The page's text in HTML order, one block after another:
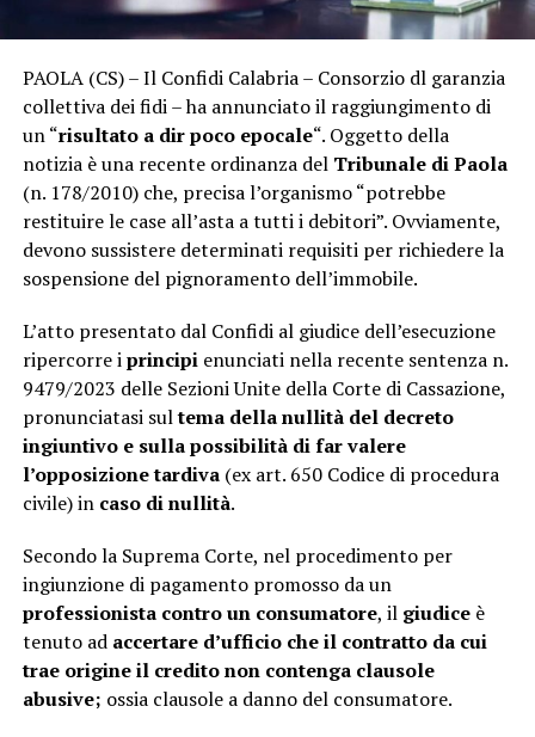
PAOLA (CS) – Il Confidi Calabria – Consorzio dl garanzia
collettiva dei fidi – ha annunciato il raggiungimento di
un “risultato a dir poco epocale“. Oggetto della
notizia è una recente ordinanza del Tribunale diPaola
(n. 178/2010) che, precisa l’organismo “potrebbe
restituire le case all’asta a tutti i debitori”. Ovviamente,
devono sussistere determinati requisiti per richiedere la
sospensione del pignoramento dell’immobile.
L’atto presentato dal Confidi al giudice dell’esecuzione
ripercorre iprincipienunciati nella recente sentenza n.
9479/2023 delle Sezioni Unite della Corte di Cassazione,
pronunciatasi sultema della nullità del decreto
ingiuntivo e sulla possibilità di far valere
l’opposizione tardiva(ex art. 650 Codice di procedura
civile) in caso di nullità.
Secondo la Suprema Corte, nel procedimento per
ingiunzione di pagamento promosso da un
professionista contro un consumatore, il giudiceè
tenuto ad accertare d’ufficio che il contratto da cui
trae origine il credito non contenga clausole
abusive; ossia clausole a danno del consumatore.